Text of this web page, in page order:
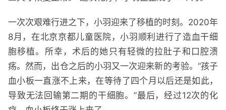
一次次艰难行进之下，小羽迎来了移植的时刻。2020年
8月，在北京京都儿童医院，小羽顺利进行了造血干细
胞移植。所幸，术后的她只有轻微的拉肚子和口腔溃
疡。然而，出仓之后的小羽又一次迎来新的考验。“孩子
血小板一直涨不上来，在等待了四个月以后还是如此，
导致无法回输第二期的干细胞。”最后，经过12次的化